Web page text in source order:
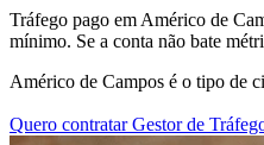
Tráfego pago em Américo de
mínimo. Se a conta não bate
Américo de Campos é o tipo de
Quero contratar Gestor de